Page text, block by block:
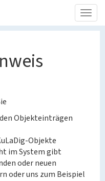
Objekteinträgen
Objekte
im System gibt
oder neuen
oder uns zum Beispiel